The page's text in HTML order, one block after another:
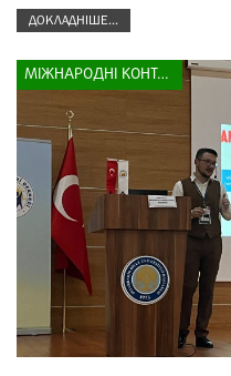
ДОКЛАДНІШЕ...
МІЖНАРОДНІ КОНТАКТИ